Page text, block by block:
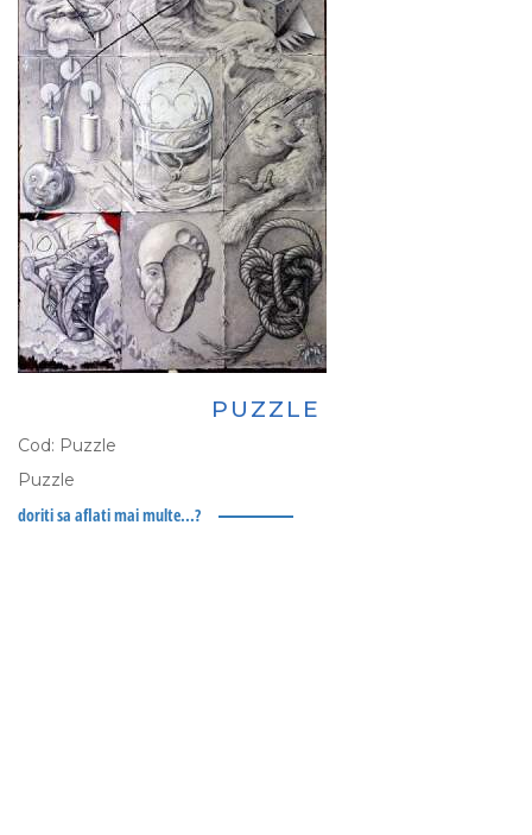
PUZZLE
Cod: Puzzle
Puzzle
doriti sa aflati mai multe...?